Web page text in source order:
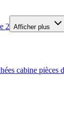
2 Afficher plus
cabine pièces